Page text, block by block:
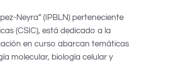
Neyra” (IPBLN) perteneciente
(CSIC), está dedicado a la
en curso abarcan temáticas
molecular, biología celular y